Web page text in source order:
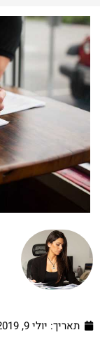
תאריך: יולי 9, 2019